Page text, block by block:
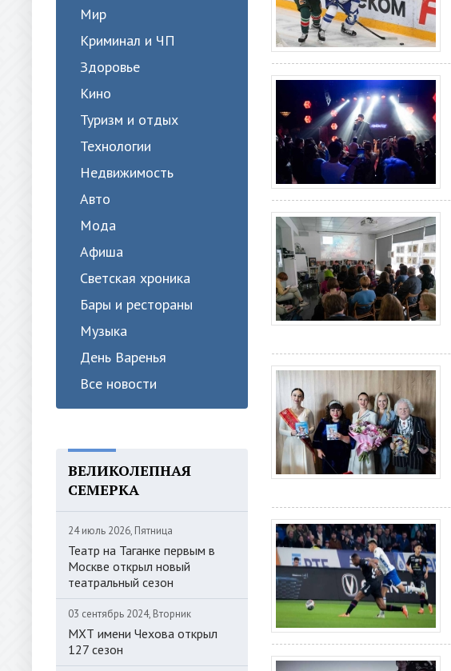
Мир
Криминал и ЧП
Здоровье
Кино
Туризм и отдых
Технологии
Недвижимость
Авто
Мода
Афиша
Светская хроника
Бары и рестораны
Музыка
День Варенья
Все новости
ВЕЛИКОЛЕПНАЯ
СЕМЕРКА
24 июль 2026, Пятница
Театр на Таганке первым в
Москве открыл новый
театральный сезон
03 сентябрь 2024, Вторник
МХТ имени Чехова открыл
127 сезон